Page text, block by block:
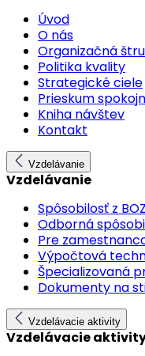
Úvod
O nás
Organizačná
Politika kvality
Strategické ciele
Prieskum
Kniha návštev
Kontakt
Vzdelávanie
Vzdelávanie
Spôsobilosť z
Odborná
Pre
Výpočtová
Špecializovaná
Dokumenty na
Vzdelávacie aktivity
Vzdelávacie